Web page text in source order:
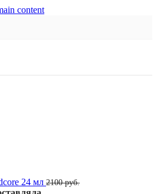
content
24 мл 2100руб.